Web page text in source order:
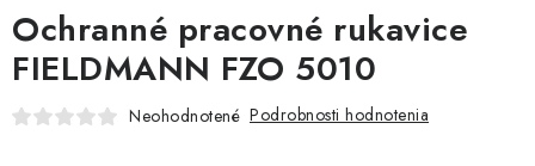
Chovateľské potreby
Ochranné pracovné rukavice
FIELDMANN FZO 5010
Neohodnotené Podrobnosti hodnotenia